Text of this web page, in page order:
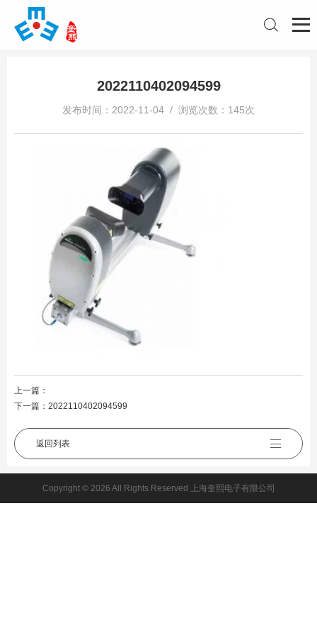
2022110402094599
发布时间：2022-11-04 / 浏览次数：145次
上一篇：
下一篇： 2022110402094599
返回列表
Copyright © 2026 All Rights Reserved 上海奎熙电子有限公司